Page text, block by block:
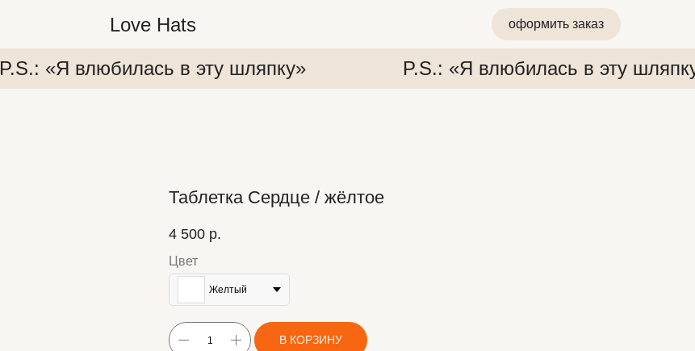
Love Hats оформить заказ
P.S.: «Я влюбилась в эту шляпку» P.S.: «Я влюбилась в эту
P.S.: «Я влюбилась в эту шляпку»
Таблетка Сердце / жёлтое
4 500 р.
Цвет
Желтый
В КОРЗИНУ